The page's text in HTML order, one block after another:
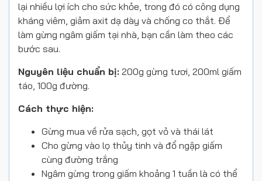
lại nhiều lợi ích cho sức khỏe, trong đó có công dụng
kháng viêm, giảm axit dạ dày và chống co thắt. Để
làm gừng ngâm giấm tại nhà, bạn cần làm theo các
bước sau.
Nguyên liệu chuẩn bị: 200g gừng tươi, 200ml giấm
táo, 100g đường.
Cách thực hiện:
Gừng mua về rửa sạch, gọt vỏ và thái lát
Cho gừng vào lọ thủy tinh và đổ ngập giấm
cùng đường trắng
Ngâm gừng trong giấm khoảng 1 tuần là có thể